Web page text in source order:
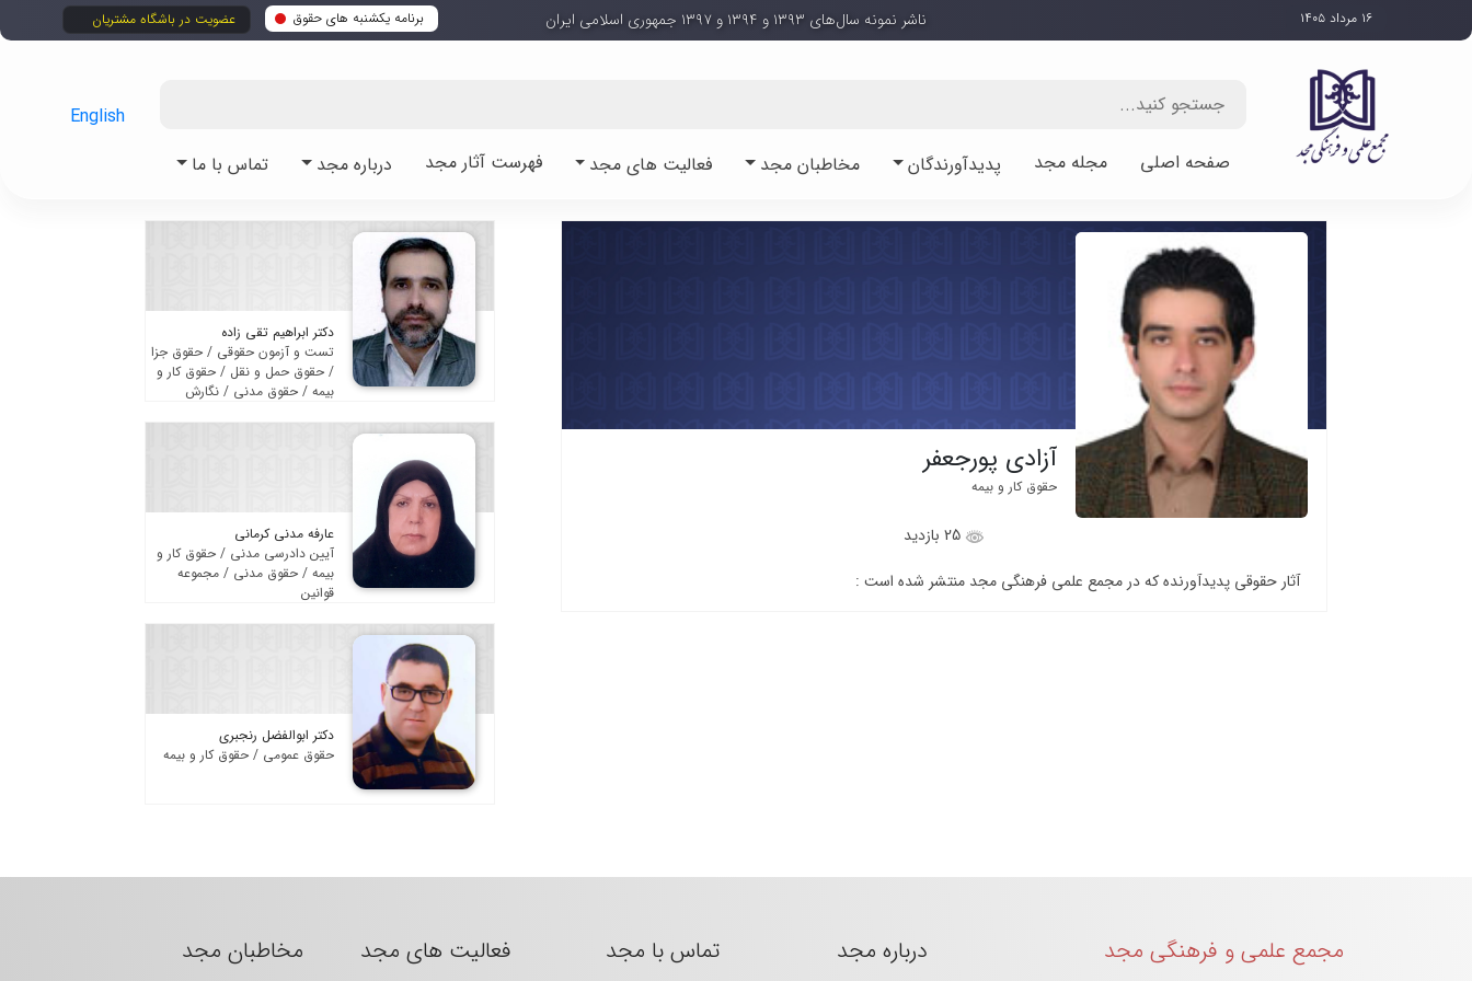
برنامه یکشنبه های حقوق عضویت در باشگاه مشتریان ۱۶ مرداد ۱۴۰۵ ناشر نمونه سال‌های ۱۳۹۳ و ۱۳۹۴ و ۱۳۹۷ جمهوری اسلامی ایران
صفحه اصلی مجله مجد پدیدآورندگان مخاطبان مجد فعالیت های مجد فهرست آثار مجد درباره مجد تماس با ما
English
آزادی پورجعفر
حقوق کار و بیمه
آثار حقوقی پدیدآورنده که در مجمع علمی فرهنگی مجد منتشر شده است :
دکتر ابراهیم تقی زاده
تست و آزمون حقوقی / حقوق جزا
/ حقوق حمل و نقل / حقوق کار و
بیمه / حقوق مدنی / نگارش
عارفه مدنی کرمانی
آیین دادرسی مدنی / حقوق کار و
بیمه / حقوق مدنی / مجموعه
قوانین
دکتر ابوالفضل رنجبری
حقوق عمومی / حقوق کار و بیمه
مجمع علمی و فرهنگی مجد درباره مجد تماس با مجد فعالیت های مجد مخاطبان مجد